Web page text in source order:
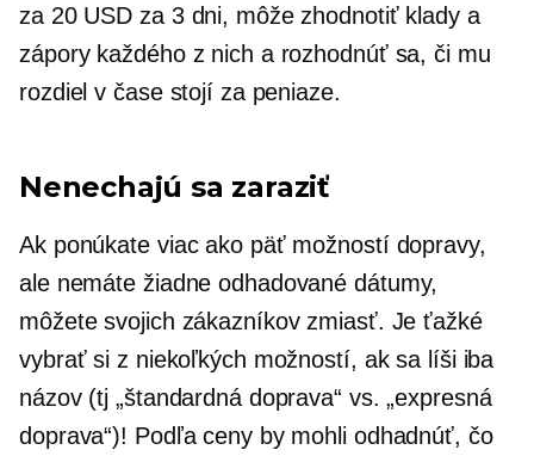
za 20 USD za 3 dni, môže zhodnotiť klady a
zápory každého z nich a rozhodnúť sa, či mu
rozdiel v čase stojí za peniaze.
Nenechajú sa zaraziť
Ak ponúkate viac ako päť možností dopravy,
ale nemáte žiadne odhadované dátumy,
môžete svojich zákazníkov zmiasť. Je ťažké
vybrať si z niekoľkých možností, ak sa líši iba
názov (tj „štandardná doprava“ vs. „expresná
doprava“)! Podľa ceny by mohli odhadnúť, čo